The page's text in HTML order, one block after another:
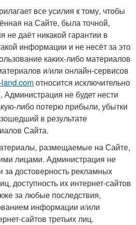
все усилия к тому, чтобы
на Сайте, была точной,
не даёт никакой гарантии в
информации и не несёт за это
каких-либо материалов
и/или онлайн-сервисов
относится исключительно
Администрация не будет нести
либо потерю прибыли, убытки
в результате
Сайта.
размещаемые на Сайте,
лицами. Администрация не
за достоверность рекламных
доступность их интернет-сайтов
за любые последствия,
информации и/или
сайтов третьих лиц.